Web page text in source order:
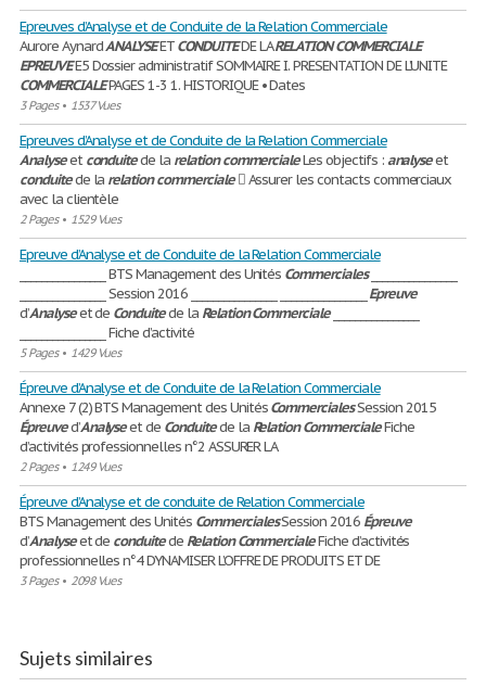
Epreuves d’Analyse et de Conduite de la Relation Commerciale
Aurore AynardANALYSEETCONDUITEDE LARELATION COMMERCIALE
EPREUVEE5 Dossier administratif SOMMAIRE I. PRESENTATION DE L’UNITE
COMMERCIALEPAGES 1-3 1. HISTORIQUE • Dates
3 Pages• 1537 Vues
Epreuves d’Analyse et de Conduite de la Relation Commerciale
Analyseetconduitede la relation commercialeLes objectifs :analyseet
conduitede la relation commerciale Assurer les contacts commerciaux
avec la clientèle
2 Pages• 1529 Vues
Epreuve d’Analyse et de Conduite de la Relation Commerciale
________________ BTS Management des Unités Commerciales________________
________________ Session 2016 ________________ ________________ Epreuve
d’Analyseet de Conduitede la Relation Commerciale________________
________________ Fiche d’activité
5 Pages• 1429 Vues
Épreuve d’Analyse et de Conduite de la Relation Commerciale
Annexe 7 (2) BTS Management des UnitésCommercialesSession 2015
Épreuved’Analyseet de Conduitede la Relation CommercialeFiche
d’activités professionnelles n°2 ASSURER LA
2 Pages• 1249 Vues
Épreuve d’Analyse et de conduite de Relation Commerciale
BTS Management des Unités CommercialesSession 2016 Épreuve
d’Analyseet de conduitede Relation CommercialeFiche d’activités
professionnelles n°4 DYNAMISER L’OFFRE DE PRODUITS ET DE
3 Pages• 2098 Vues
Sujets similaires